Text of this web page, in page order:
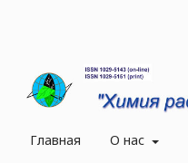
Главная О нас